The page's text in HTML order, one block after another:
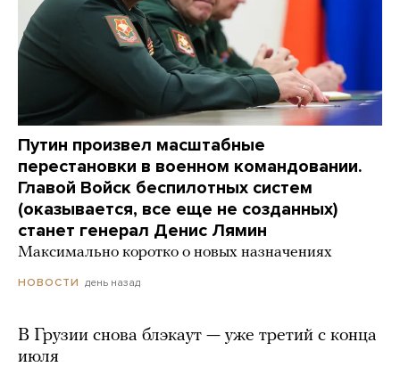
Путин произвел масштабные
перестановки в военном командовании.
Главой Войск беспилотных систем
(оказывается, все еще не созданных)
станет генерал Денис Лямин
Максимально коротко о новых назначениях
НОВОСТИ день назад
В Грузии снова блэкаут — уже третий с конца
июля